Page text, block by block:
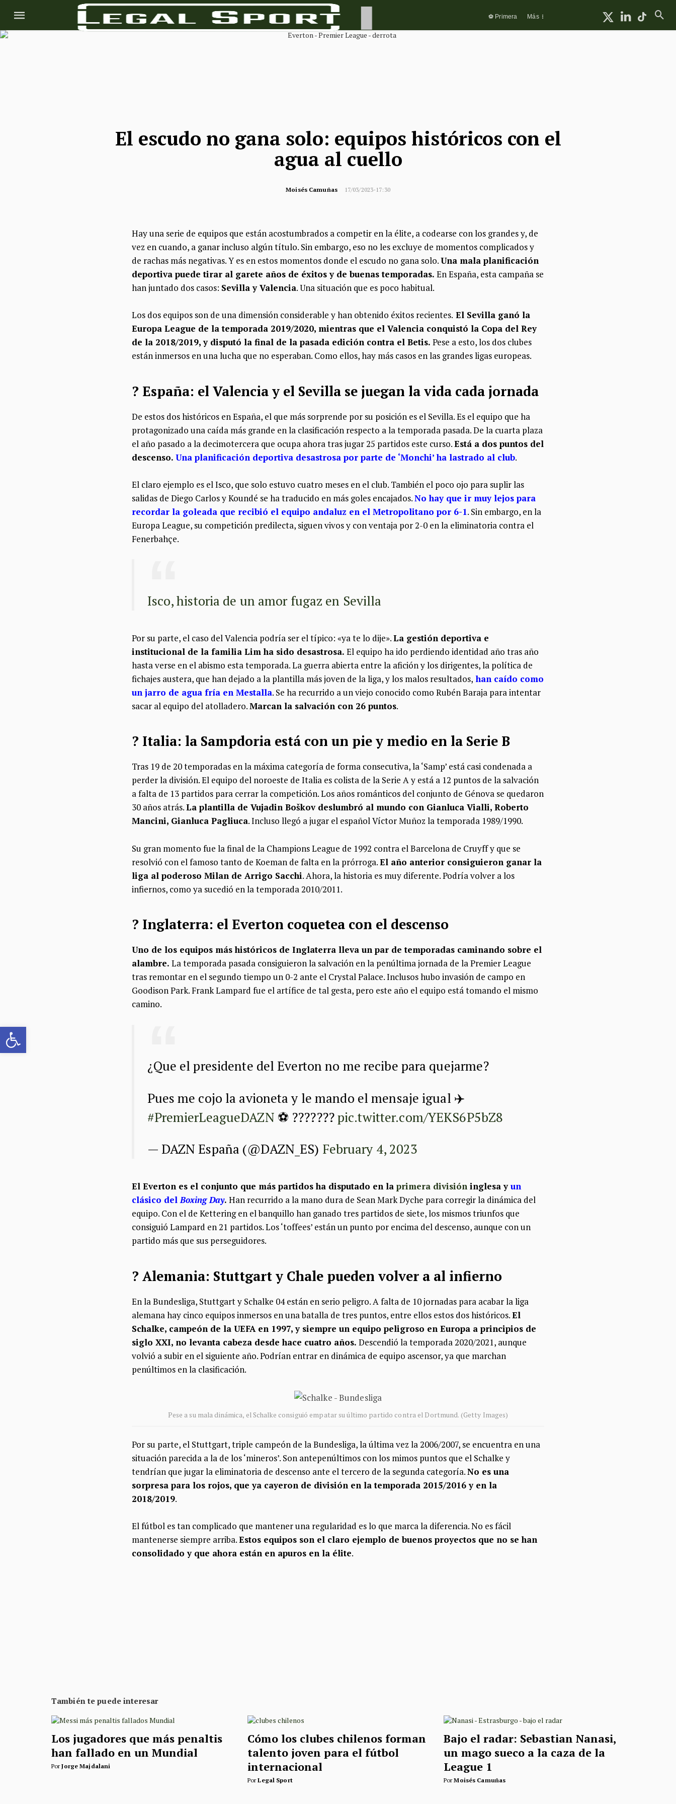
Abrir barra de herramientas
⚽ Primera Más
El escudo no gana solo: equipos históricos con el
agua al cuello
Moisés Camuñas 17/03/2023-17:30
Hay una serie de equipos que están acostumbrados a competir en la élite, a codearse con los grandes y, de
vez en cuando, a ganar incluso algún título. Sin embargo, eso no les excluye de momentos complicados y
de rachas más negativas. Y es en estos momentos donde el escudo no gana solo.Una mala planificación
deportiva puede tirar al garete años de éxitos y de buenas temporadas. En España, esta campaña se
han juntado dos casos: Sevilla y Valencia. Una situación que es poco habitual.
Los dos equipos son de una dimensión considerable y han obtenido éxitos recientes. El Sevilla ganó la
Europa League de la temporada 2019/2020, mientras que el Valencia conquistó la Copa del Rey
de la 2018/2019, y disputó la final de la pasada edición contra el Betis. Pese a esto, los dos clubes
están inmersos en una lucha que no esperaban. Como ellos, hay más casos en las grandes ligas europeas.
? España: el Valencia y el Sevilla se juegan la vida cada jornada
De estos dos históricos en España, el que más sorprende por su posición es el Sevilla. Es el equipo que ha
protagonizado una caída más grande en la clasificación respecto a la temporada pasada. De la cuarta plaza
el año pasado a la decimotercera que ocupa ahora tras jugar 25 partidos este curso.Está a dos puntos del
descenso. Una planificación deportiva desastrosa por parte de ‘Monchi’ ha lastrado al club.
El claro ejemplo es el Isco, que solo estuvo cuatro meses en el club. También el poco ojo para suplir las
salidas de Diego Carlos y Koundé se ha traducido en más goles encajados.No hay que ir muy lejos para
recordar la goleada que recibió el equipo andaluz en el Metropolitano por 6-1. Sin embargo, en la
Europa League, su competición predilecta, siguen vivos y con ventaja por 2-0 en la eliminatoria contra el
Fenerbahçe.
Isco, historia de un amor fugaz en Sevilla
Por su parte, el caso del Valencia podría ser el típico: «ya te lo dije».La gestión deportiva e
institucional de la familia Lim ha sido desastrosa. El equipo ha ido perdiendo identidad año tras año
hasta verse en el abismo esta temporada. La guerra abierta entre la afición y los dirigentes, la política de
fichajes austera, que han dejado a la plantilla más joven de la liga, y los malos resultados, han caído como
un jarro de agua fría en Mestalla. Se ha recurrido a un viejo conocido como Rubén Baraja para intentar
sacar al equipo del atolladero.Marcan la salvación con 26 puntos.
? Italia: la Sampdoria está con un pie y medio en la Serie B
Tras 19 de 20 temporadas en la máxima categoría de forma consecutiva, la ‘Samp’ está casi condenada a
perder la división. El equipo del noroeste de Italia es colista de la Serie A y está a 12 puntos de la salvación
a falta de 13 partidos para cerrar la competición. Los años románticos del conjunto de Génova se quedaron
30 años atrás.La plantilla de Vujadin Boškov deslumbró al mundo con Gianluca Vialli, Roberto
Mancini, Gianluca Pagliuca. Incluso llegó a jugar el español Víctor Muñoz la temporada 1989/1990.
Su gran momento fue la final de la Champions League de 1992 contra el Barcelona de Cruyff y que se
resolvió con el famoso tanto de Koeman de falta en la prórroga.El año anterior consiguieron ganar la
liga al poderoso Milan de Arrigo Sacchi. Ahora, la historia es muy diferente. Podría volver a los
infiernos, como ya sucedió en la temporada 2010/2011.
? Inglaterra: el Everton coquetea con el descenso
Uno de los equipos más históricos de Inglaterra lleva un par de temporadas caminando sobre el
alambre. La temporada pasada consiguieron la salvación en la penúltima jornada de la Premier League
tras remontar en el segundo tiempo un 0-2 ante el Crystal Palace. Inclusos hubo invasión de campo en
Goodison Park. Frank Lampard fue el artífice de tal gesta, pero este año el equipo está tomando el mismo
camino.
¿Que el presidente del Everton no me recibe para quejarme?
Pues me cojo la avioneta y le mando el mensaje igual ✈️
#PremierLeagueDAZN ⚽ ???????pic.twitter.com/YEKS6P5bZ8
— DAZN España (@DAZN_ES) February 4, 2023
El Everton es el conjunto que más partidos ha disputado en la primera división inglesa yun
clásico delBoxing Day. Han recurrido a la mano dura de Sean Mark Dyche para corregir la dinámica del
equipo. Con el de Kettering en el banquillo han ganado tres partidos de siete, los mismos triunfos que
consiguió Lampard en 21 partidos. Los ‘toffees’ están un punto por encima del descenso, aunque con un
partido más que sus perseguidores.
? Alemania: Stuttgart y Chale pueden volver a al infierno
En la Bundesliga, Stuttgart y Schalke 04 están en serio peligro. A falta de 10 jornadas para acabar la liga
alemana hay cinco equipos inmersos en una batalla de tres puntos, entre ellos estos dos históricos.El
Schalke, campeón de la UEFA en 1997, y siempre un equipo peligroso en Europa a principios de
siglo XXI, no levanta cabeza desde hace cuatro años. Descendió la temporada 2020/2021, aunque
volvió a subir en el siguiente año. Podrían entrar en dinámica de equipo ascensor, ya que marchan
penúltimos en la clasificación.
Pese a su mala dinámica, el Schalke consiguió empatar su último partido contra el Dortmund. (Getty Images)
Por su parte, el Stuttgart, triple campeón de la Bundesliga, la última vez la 2006/2007, se encuentra en una
situación parecida a la de los ‘mineros’. Son antepenúltimos con los mimos puntos que el Schalke y
tendrían que jugar la eliminatoria de descenso ante el tercero de la segunda categoría.No es una
sorpresa para los rojos, que ya cayeron de división en la temporada 2015/2016 y en la
2018/2019.
El fútbol es tan complicado que mantener una regularidad es lo que marca la diferencia. No es fácil
mantenerse siempre arriba.Estos equipos son el claro ejemplo de buenos proyectos que no se han
consolidado y que ahora están en apuros en la élite.
También te puede interesar
Los jugadores que más penaltis
han fallado en un Mundial
PorJorge Majdalani
Cómo los clubes chilenos forman
talento joven para el fútbol
internacional
PorLegal Sport
Bajo el radar: Sebastian Nanasi,
un mago sueco a la caza de la
League 1
PorMoisés Camuñas